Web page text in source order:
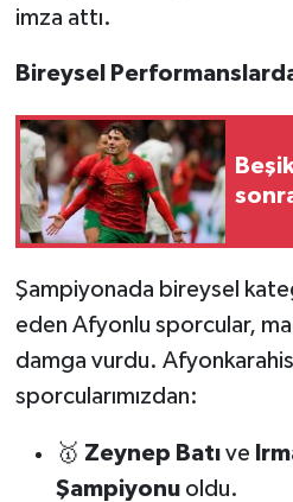
imza attı.
Bireysel
Şampiyonada bireysel
eden Afyonlu sporcular,
damga vurdu.
sporcularımızdan:
🥇 Zeynep Batıve
Şampiyonuoldu.